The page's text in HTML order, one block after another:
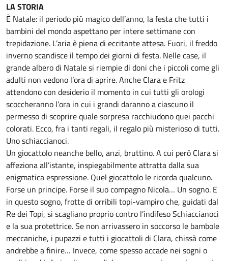
LA STORIA
È Natale: il periodo più magico dell’anno, la festa che tutti i
bambini del mondo aspettano per intere settimane con
trepidazione. L’aria è piena di eccitante attesa. Fuori, il freddo
inverno scandisce il tempo dei giorni di festa. Nelle case, il
grande albero di Natale si riempie di doni che i piccoli come gli
adulti non vedono l’ora di aprire. Anche Clara e Fritz
attendono con desiderio il momento in cui tutti gli orologi
scoccheranno l’ora in cui i grandi daranno a ciascuno il
permesso di scoprire quale sorpresa racchiudono quei pacchi
colorati. Ecco, fra i tanti regali, il regalo più misterioso di tutti.
Uno schiaccianoci.
Un giocattolo neanche bello, anzi, bruttino. A cui però Clara si
affeziona all’istante, inspiegabilmente attratta dalla sua
enigmatica espressione. Quel giocattolo le ricorda qualcuno.
Forse un principe. Forse il suo compagno Nicola… Un sogno. E
in questo sogno, frotte di orribili topi-vampiro che, guidati dal
Re dei Topi, si scagliano proprio contro l’indifeso Schiaccianoci
e la sua protettrice. Se non arrivassero in soccorso le bambole
meccaniche, i pupazzi e tutti i giocattoli di Clara, chissà come
andrebbe a finire… Invece, come spesso accade nei sogni o